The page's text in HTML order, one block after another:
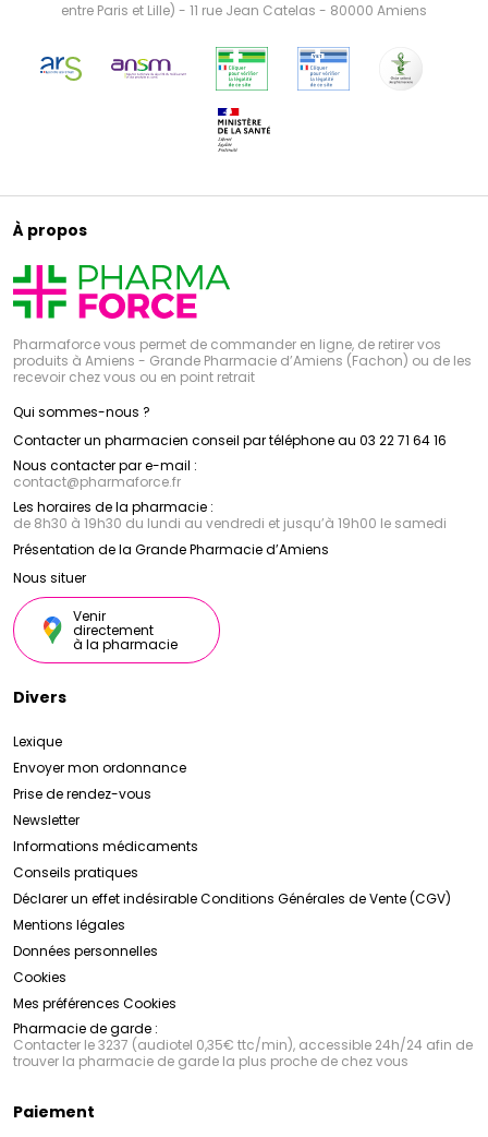
entre Paris et Lille) - 11 rue Jean Catelas - 80000 Amiens
À propos
Pharmaforce vous permet de commander en ligne, de retirer vos
produits à Amiens - Grande Pharmacie d’Amiens (Fachon) ou de les
recevoir chez vous ou en point retrait
Qui sommes-nous ?
Contacter un pharmacien conseil par téléphone au 03 22 71 64 16
Nous contacter par e-mail :
contact@pharmaforce.fr
Les horaires de la pharmacie :
de 8h30 à 19h30 du lundi au vendredi et jusqu’à 19h00 le samedi
Présentation de la Grande Pharmacie d’Amiens
Nous situer
Venir
directement
à la pharmacie
Divers
Lexique
Envoyer mon ordonnance
Prise de rendez-vous
Newsletter
Informations médicaments
Conseils pratiques
Déclarer un effet indésirableConditions Générales de Vente (CGV)
Mentions légales
Données personnelles
Cookies
Mes préférences Cookies
Pharmacie de garde :
Contacter le 3237 (audiotel 0,35€ ttc/min), accessible 24h/24 afin de
trouver la pharmacie de garde la plus proche de chez vous
Paiement